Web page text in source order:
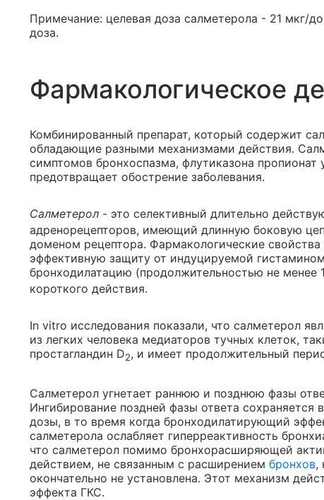
Примечание: целевая доза салметерола - 21 мкг/
доза.
Фармакологическое
Комбинированный препарат, который содержит
обладающие разными механизмами действия.
симптомов бронхоспазма, флутиказона
предотвращает обострение заболевания.
Салметерол - это селективный длительно
адренорецепторов, имеющий длинную боковую
доменом рецептора. Фармакологические
эффективную защиту от индуцируемой
бронходилатацию (продолжительностью не менее
короткого действия.
In vitro исследования показали, что салметерол
из легких человека медиаторов тучных клеток,
простагландин D2, и имеет продолжительный
Салметерол угнетает раннюю и позднюю фазы
Ингибирование поздней фазы ответа сохраняется
дозы, в то время когда бронходилатирующий
салметерола ослабляет гиперреактивность
что салметерол помимо бронхорасширяющей
действием, не связанным с расширением бронхов,
окончательно не установлена. Этот механизм
эффекта ГКС.